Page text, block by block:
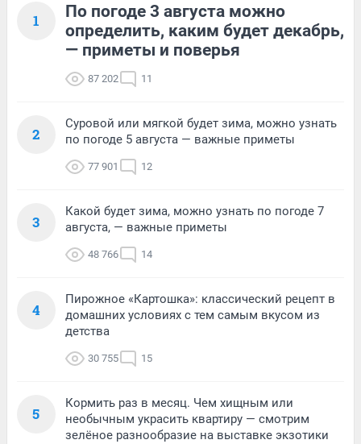
1
По погоде 3 августа можно
определить, каким будет декабрь,
— приметы и поверья
87 202 11
2
Суровой или мягкой будет зима, можно узнать
по погоде 5 августа — важные приметы
77 901 12
3
Какой будет зима, можно узнать по погоде 7
августа, — важные приметы
48 766 14
4
Пирожное «Картошка»: классический рецепт в
домашних условиях с тем самым вкусом из
детства
30 755 15
5
Кормить раз в месяц. Чем хищным или
необычным украсить квартиру — смотрим
зелёное разнообразие на выставке экзотики